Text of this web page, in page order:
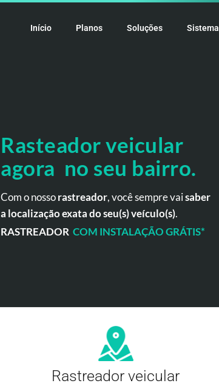
Início Planos Soluções Sistema
Rasteador veicular
agora no seu bairro.
Com o nossorastreador, você sempre vaisaber
a localização exata do seu(s) veículo(s).
RASTREADOR COM INSTALAÇÃO GRÁTIS*
Rastreador veicular